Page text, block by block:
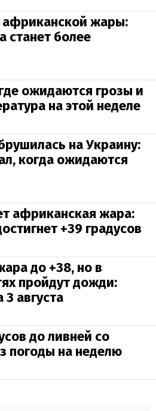
африканской жары:
станет более
ожидаются грозы и
на этой неделе
на Украину:
когда ожидаются
африканская жара:
+39 градусов
до +38, но в
пройдут дожди:
августа
до ливней со
погоды на неделю